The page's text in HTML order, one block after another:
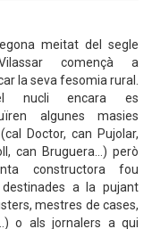
meitat del segle
començà a
la seva fesomia rural.
nucli encara es
algunes masies
Doctor, can Pujolar,
can Bruguera…) però
constructora fou
a la pujant
mestres de cases,
o als jornalers a qui